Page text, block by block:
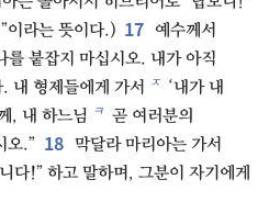
이라는 뜻이다.) 17
예수께서
를 붙잡지 마십시오. 내가 아직
내 형제들에게 가서 ㅈ ‘내가 내
, 내 하느님 ㅋ 곧 여러분의
오.” 18 막달라 마리아는 가서
다!” 하고 말하며, 그분이 자기에게